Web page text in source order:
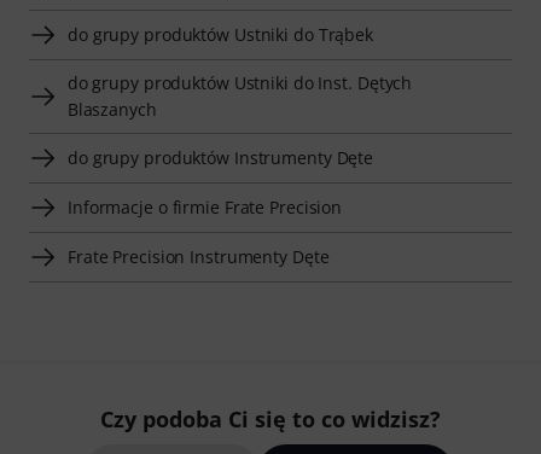
do grupy produktów Ustniki do Trąbek
do grupy produktów Ustniki do Inst. Dętych
Blaszanych
do grupy produktów Instrumenty Dęte
Informacje o firmie Frate Precision
Frate Precision Instrumenty Dęte
Czy podoba Ci się to co widzisz?